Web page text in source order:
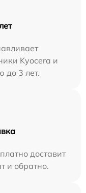
Kyocera и
до 3 лет.
доставит
и обратно.